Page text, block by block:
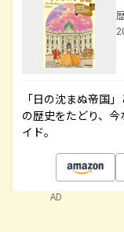
「日の沈まぬ帝国
の歴史をたどり、
イド。
AD